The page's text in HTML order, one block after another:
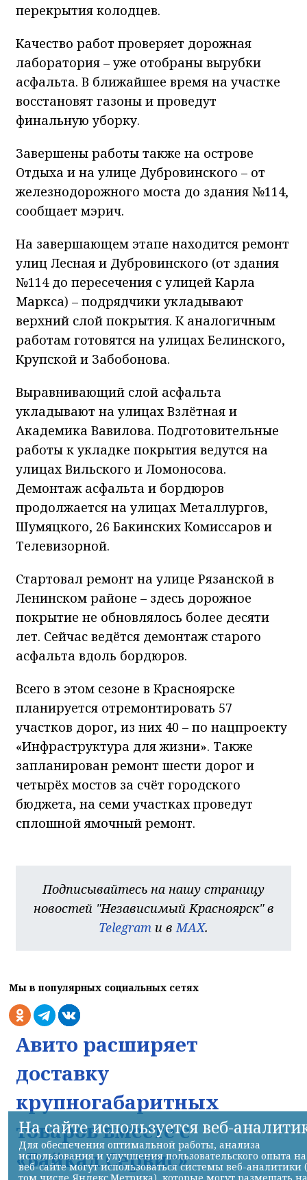
перекрытия колодцев.
Качество работ проверяет дорожная
лаборатория – уже отобраны вырубки
асфальта. В ближайшее время на участке
восстановят газоны и проведут
финальную уборку.
Завершены работы также на острове
Отдыха и на улице Дубровинского – от
железнодорожного моста до здания №114,
сообщает мэрич.
На завершающем этапе находится ремонт
улиц Лесная и Дубровинского (от здания
№114 до пересечения с улицей Карла
Маркса) – подрядчики укладывают
верхний слой покрытия. К аналогичным
работам готовятся на улицах Белинского,
Крупской и Забобонова.
Выравнивающий слой асфальта
укладывают на улицах Взлётная и
Академика Вавилова. Подготовительные
работы к укладке покрытия ведутся на
улицах Вильского и Ломоносова.
Демонтаж асфальта и бордюров
продолжается на улицах Металлургов,
Шумяцкого, 26 Бакинских Комиссаров и
Телевизорной.
Стартовал ремонт на улице Рязанской в
Ленинском районе – здесь дорожное
покрытие не обновлялось более десяти
лет. Сейчас ведётся демонтаж старого
асфальта вдоль бордюров.
Всего в этом сезоне в Красноярске
планируется отремонтировать 57
участков дорог, из них 40 – по нацпроекту
«Инфраструктура для жизни». Также
запланирован ремонт шести дорог и
четырёх мостов за счёт городского
бюджета, на семи участках проведут
сплошной ямочный ремонт.
Подписывайтесь на нашу страницу
новостей "Независимый Красноярск" в
Telegram и в MAX.
Мы в популярных социальных сетях
Авито расширяет
доставку
крупногабаритных
товаров вместе с
«Байкал Сервис»
На сайте используется веб-
Для обеспечения оптимальной работы, анализа
использования и улучшения пользовательского опыта на
веб-сайте могут использоваться системы веб-аналитики